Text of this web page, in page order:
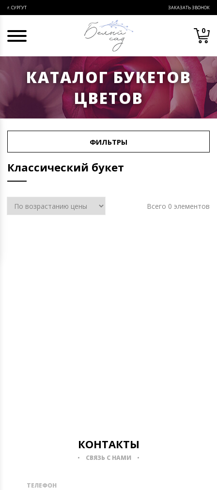
г. СУРГУТ ЗАКАЗАТЬ ЗВОНОК
0
КАТАЛОГ БУКЕТОВ
ЦВЕТОВ
ФИЛЬТРЫ
Классический букет
Всего 0 элементов
КОНТАКТЫ
СВЯЗЬ С НАМИ
ТЕЛЕФОН